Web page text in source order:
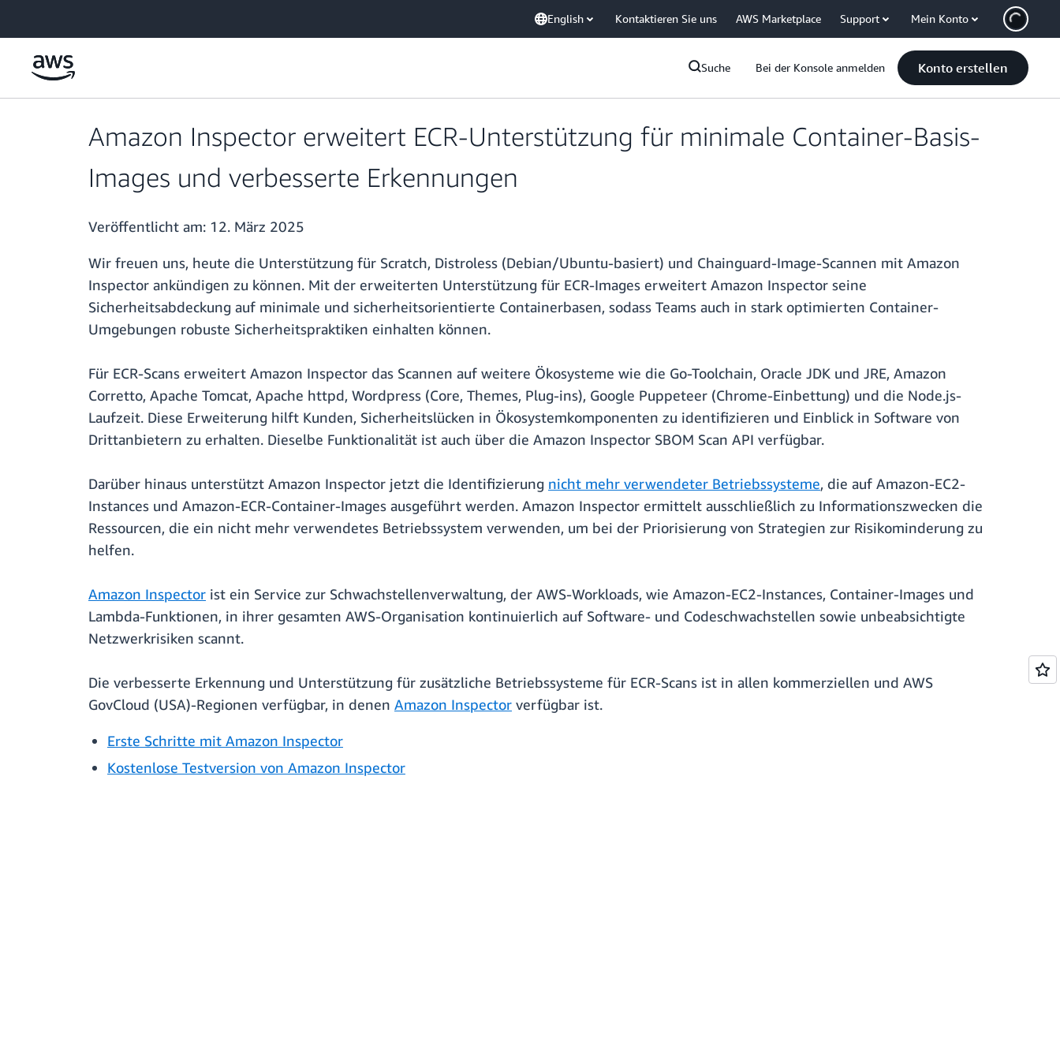
English Kontaktieren Sie uns AWS Marketplace Support Mein Konto
Suche Bei der Konsole anmelden Konto erstellen
Amazon Inspector erweitert ECR-Unterstützung für minimale Container-Basis-
Images und verbesserte Erkennungen
Veröffentlicht am: 12. März 2025
Wir freuen uns, heute die Unterstützung für Scratch, Distroless (Debian/Ubuntu-basiert) und Chainguard-Image-Scannen mit Amazon
Inspector ankündigen zu können. Mit der erweiterten Unterstützung für ECR-Images erweitert Amazon Inspector seine
Sicherheitsabdeckung auf minimale und sicherheitsorientierte Containerbasen, sodass Teams auch in stark optimierten Container-
Umgebungen robuste Sicherheitspraktiken einhalten können.
Für ECR-Scans erweitert Amazon Inspector das Scannen auf weitere Ökosysteme wie die Go-Toolchain, Oracle JDK und JRE, Amazon
Corretto, Apache Tomcat, Apache httpd, Wordpress (Core, Themes, Plug-ins), Google Puppeteer (Chrome-Einbettung) und die Node.js-
Laufzeit. Diese Erweiterung hilft Kunden, Sicherheitslücken in Ökosystemkomponenten zu identifizieren und Einblick in Software von
Drittanbietern zu erhalten. Dieselbe Funktionalität ist auch über die Amazon Inspector SBOM Scan API verfügbar.
Darüber hinaus unterstützt Amazon Inspector jetzt die Identifizierung nicht mehr verwendeter Betriebssysteme, die auf Amazon-EC2-
Instances und Amazon-ECR-Container-Images ausgeführt werden. Amazon Inspector ermittelt ausschließlich zu Informationszwecken die
Ressourcen, die ein nicht mehr verwendetes Betriebssystem verwenden, um bei der Priorisierung von Strategien zur Risikominderung zu
helfen.
Amazon Inspector ist ein Service zur Schwachstellenverwaltung, der AWS-Workloads, wie Amazon-EC2-Instances, Container-Images und
Lambda-Funktionen, in ihrer gesamten AWS-Organisation kontinuierlich auf Software- und Codeschwachstellen sowie unbeabsichtigte
Netzwerkrisiken scannt.
Die verbesserte Erkennung und Unterstützung für zusätzliche Betriebssysteme für ECR-Scans ist in allen kommerziellen und AWS
GovCloud (USA)-Regionen verfügbar, in denen Amazon Inspector verfügbar ist.
Erste Schritte mit Amazon Inspector
Kostenlose Testversion von Amazon Inspector